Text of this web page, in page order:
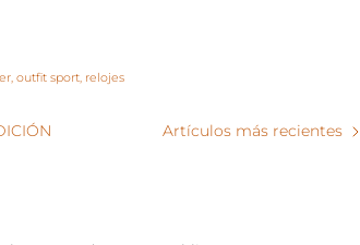
outfit sport relojes
Artículos más recientes